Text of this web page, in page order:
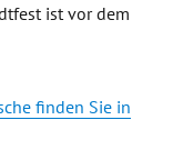
ist vor dem
finden Sie in